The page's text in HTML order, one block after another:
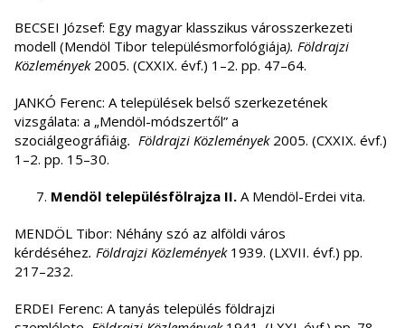
BECSEI József: Egy magyar klasszikus városszerkezeti
modell (Mendöl Tibor településmorfológiája). Földrajzi
Közlemények2005. (CXXIX. évf.) 1–2. pp. 47–64.
JANKÓ Ferenc: A települések belső szerkezetének
vizsgálata: a „Mendöl-módszertől” a
szociálgeográfiáig. Földrajzi Közlemények2005. (CXXIX. évf.)
1–2. pp. 15–30.
Mendöl településfölrajza II. A Mendöl-Erdei vita.
MENDÖL Tibor: Néhány szó az alföldi város
kérdéséhez. Földrajzi Közlemények1939. (LXVII. évf.) pp.
217–232.
ERDEI Ferenc: A tanyás település földrajzi